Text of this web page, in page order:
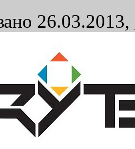
26.03.2013,